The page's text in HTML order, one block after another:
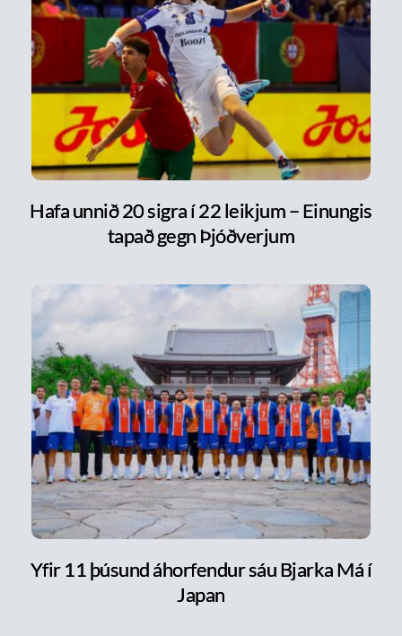
Hafa unnið 20 sigra í 22 leikjum – Einungis
tapað gegn Þjóðverjum
Yfir 11 þúsund áhorfendur sáu Bjarka Má í
Japan